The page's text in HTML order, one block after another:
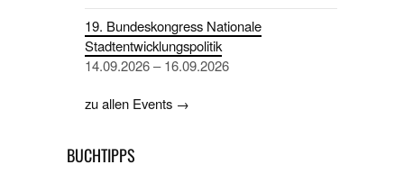
19. Bundeskongress Nationale
Stadtentwicklungspolitik
14.09.2026 – 16.09.2026
zu allen Events →
BUCHTIPPS